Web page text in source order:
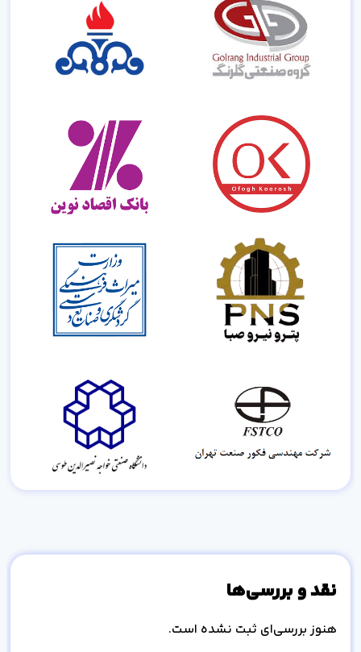
نقد و بررسی‌ها
هنوز بررسی‌ای ثبت نشده است.